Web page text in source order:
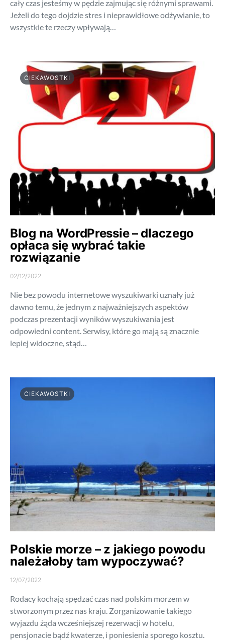
cały czas jesteśmy w pędzie zajmując się różnymi sprawami.
Jeżeli do tego dojdzie stres i nieprawidłowe odżywianie, to
wszystkie te rzeczy wpływają…
CIEKAWOSTKI
Blog na WordPressie – dlaczego
opłaca się wybrać takie
rozwiązanie
02/12/2022
Nie bez powodu internetowe wyszukiwarki uznały już
dawno temu, że jednym z najważniejszych aspektów
podczas prezentacji wyników wyszukiwania jest
odpowiedni content. Serwisy, które go mają są znacznie
lepiej widoczne, stąd…
CIEKAWOSTKI
Polskie morze – z jakiego powodu
należałoby tam wypoczywać?
12/07/2022
Rodacy kochają spędzać czas nad polskim morzem w
stworzonym przez nas kraju. Zorganizowanie takiego
wyjazdu żąda wcześniejszej rezerwacji w hotelu,
pensjonacie bądź kwaterze, i poniesienia sporego kosztu.